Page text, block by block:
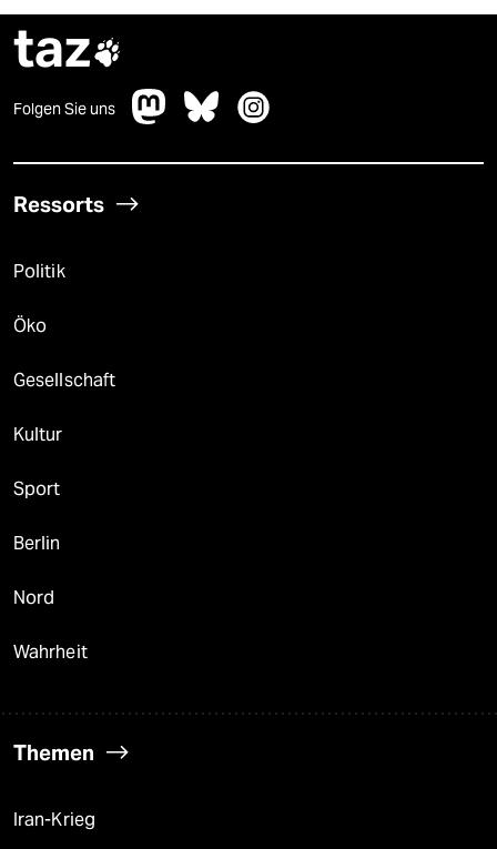
taz
Folgen Sie uns
Ressorts
Politik
Öko
Gesellschaft
Kultur
Sport
Berlin
Nord
Wahrheit
Themen
Iran-Krieg